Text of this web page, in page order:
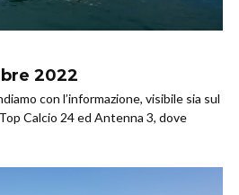
2022
con l’informazione, visibile sia sul
Calcio 24 ed Antenna 3, dove